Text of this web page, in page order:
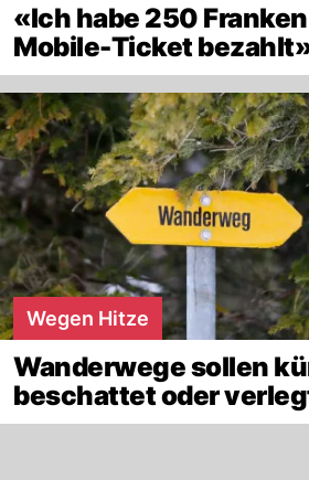
«Ich habe 250
Mobile-Ticket
Wegen Hitze
Wanderwege sollen
beschattet oder